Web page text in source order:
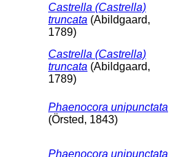
Castrella (Castrella)
truncata (Abildgaard,
1789)
Castrella (Castrella)
truncata (Abildgaard,
1789)
Phaenocora unipunctata
(Örsted, 1843)
Phaenocora unipunctata